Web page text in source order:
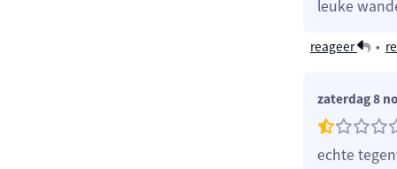
leuke
reageer •
zaterdag 8
echte